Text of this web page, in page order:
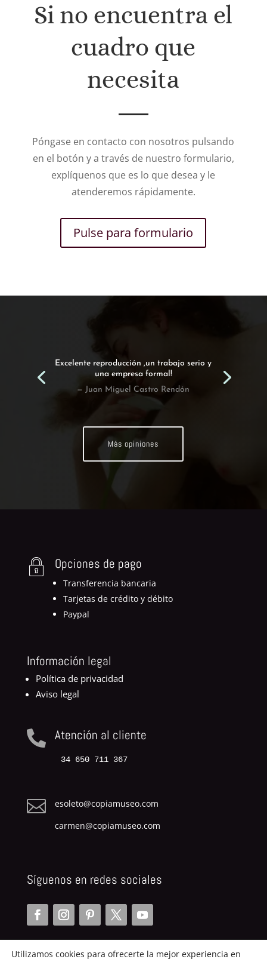
Si no encuentra el
cuadro que
necesita
Póngase en contacto con nosotros pulsando
en el botón y a través de nuestro formulario,
explíquenos que es lo que desea y le
atenderemos rápidamente.
Pulse para formulario
Encargamos esta obra a Emilio y hemos
quedado encantados con el resultado!.
— Susana Garcia Casillas
Más opiniones
Opciones de pago
Transferencia bancaria
Tarjetas de crédito y débito
Paypal
Información legal
Política de privacidad
Aviso legal
 Atención al cliente
34 650 711 367

esoleto@copiamuseo.com
carmen@copiamuseo.com
Síguenos en redes sociales
Utilizamos cookies para ofrecerte la mejor experiencia en